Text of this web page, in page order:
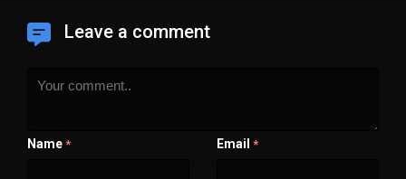
Leave a comment
Name * Email *